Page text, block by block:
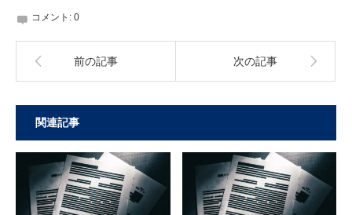
コメント: 0
前の記事 次の記事
関連記事